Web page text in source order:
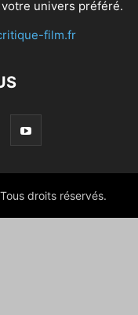
univers préféré.
film.fr
droits réservés.